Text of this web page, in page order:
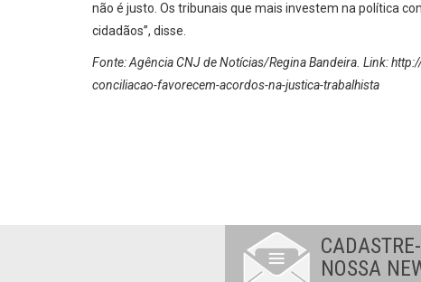
não é justo. Os tribunais que mais investem na política
cidadãos”, disse.
Fonte: Agência CNJ de Notícias/Regina Bandeira. Link:
conciliacao-favorecem-acordos-na-justica-trabalhista
NOSSA